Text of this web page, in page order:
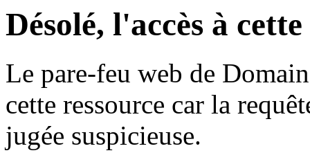
Désolé, l'accès à
Le pare-feu web de
cette ressource car la
jugée suspicieuse.